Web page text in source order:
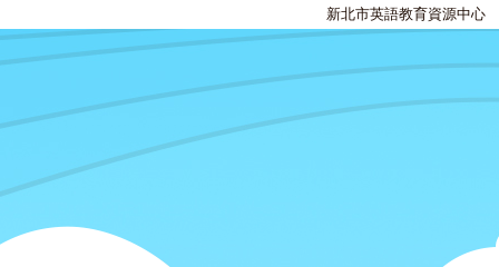
新北市英語教育資源中心